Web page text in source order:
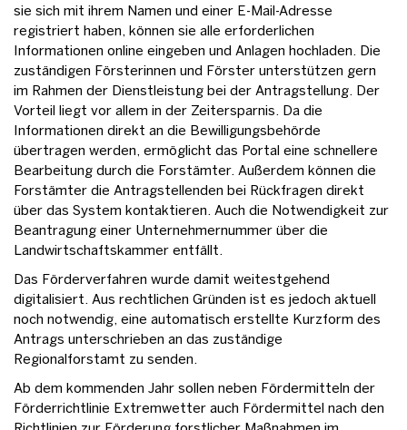
sie sich mit ihrem Namen und einer E-Mail-Adresse
registriert haben, können sie alle erforderlichen
Informationen online eingeben und Anlagen hochladen. Die
zuständigen Försterinnen und Förster unterstützen gern
im Rahmen der Dienstleistung bei der Antragstellung. Der
Vorteil liegt vor allem in der Zeitersparnis. Da die
Informationen direkt an die Bewilligungsbehörde
übertragen werden, ermöglicht das Portal eine schnellere
Bearbeitung durch die Forstämter. Außerdem können die
Forstämter die Antragstellenden bei Rückfragen direkt
über das System kontaktieren. Auch die Notwendigkeit zur
Beantragung einer Unternehmernummer über die
Landwirtschaftskammer entfällt.
Das Förderverfahren wurde damit weitestgehend
digitalisiert. Aus rechtlichen Gründen ist es jedoch aktuell
noch notwendig, eine automatisch erstellte Kurzform des
Antrags unterschrieben an das zuständige
Regionalforstamt zu senden.
Ab dem kommenden Jahr sollen neben Fördermitteln der
Förderrichtlinie Extremwetter auch Fördermittel nach den